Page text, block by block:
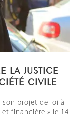
LA JUSTICE
CIVILE
son projet de loi à
financière » le 14